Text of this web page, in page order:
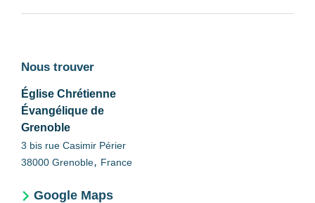
Nous trouver
Église Chrétienne
Évangélique de
Grenoble
3 bis rue Casimir Périer
38000 Grenoble, France
Google Maps